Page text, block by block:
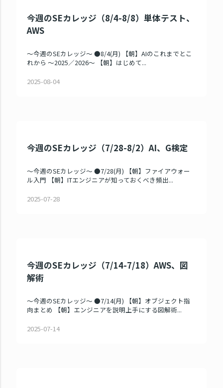
今週のSEカレッジ（8/4-8/8）単体テスト、
AWS
～今週のSEカレッジ～ ●8/4(月) 【朝】AIのこれまでとこ
れから ～2025／2026～ 【朝】はじめて...
2025-08-04
今週のSEカレッジ（7/28-8/2）AI、G検定
～今週のSEカレッジ～ ●7/28(月) 【朝】ファイアウォー
ル入門 【朝】ITエンジニアが知っておくべき頻出...
2025-07-28
今週のSEカレッジ（7/14-7/18）AWS、図
解術
～今週のSEカレッジ～ ●7/14(月) 【朝】オブジェクト指
向まとめ 【朝】エンジニアを説明上手にする図解術...
2025-07-14